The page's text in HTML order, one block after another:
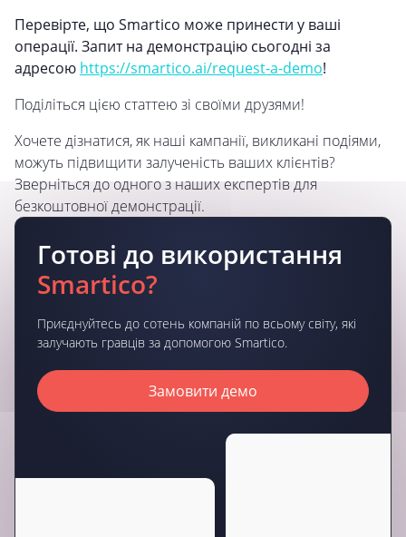
Перевірте, що Smartico може принести у ваші
операції. Запит на демонстрацію сьогодні за
адресою https://smartico.ai/request-a-demo!
Поділіться цією статтею зі своїми друзями!
Хочете дізнатися, як наші кампанії, викликані подіями,
можуть підвищити залученість ваших клієнтів?
Зверніться до одного з наших експертів для
безкоштовної демонстрації.
Готові до використання
Smartico?
Приєднуйтесь до сотень компаній по всьому світу, які
залучають гравців за допомогою Smartico.
Замовити демо